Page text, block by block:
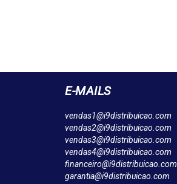
E-MAILS
vendas1@i9distribuicao.com
vendas2@i9distribuicao.com
vendas3@i9distribuicao.com
vendas4@i9distribuicao.com
financeiro@i9distribuicao.com
garantia@i9distribuicao.com